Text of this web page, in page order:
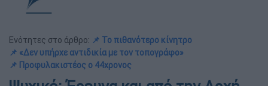
Ενότητες στο άρθρο: 📌 Το πιθανότερο κίνητρο
📌 «Δεν υπήρχε αντιδικία με τον τοπογράφο»
📌 Προφυλακιστέος ο 44χρονος